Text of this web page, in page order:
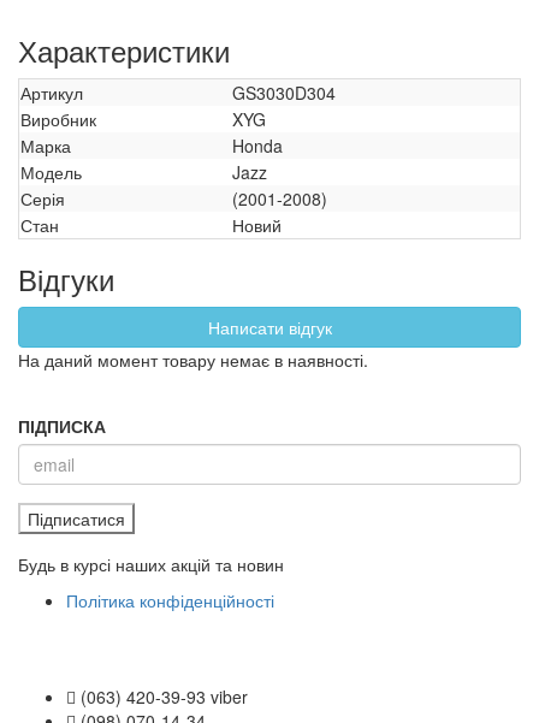
Характеристики
Артикул
GS3030D304
Виробник
XYG
Марка
Honda
Модель
Jazz
Серія
(2001-2008)
Стан
Новий
Відгуки
Написати відгук
На даний момент товару немає в наявності.
ПІДПИСКА
Підписатися
Будь в курсі наших акцій та новин
Політика конфіденційності
(063) 420-39-93 viber